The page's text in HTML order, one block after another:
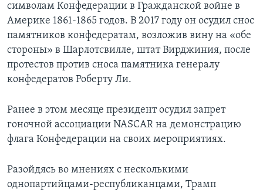
символам Конфедерации в Гражданской войне в
Америке 1861-1865 годов. В 2017 году он осудил снос
памятников конфедератам, возложив вину на «обе
стороны» в Шарлотсвилле, штат Вирджиния, после
протестов против сноса памятника генералу
конфедератов Роберту Ли.
Ранее в этом месяце президент осудил запрет
гоночной ассоциации NASCAR на демонстрацию
флага Конфедерации на своих мероприятиях.
Разойдясь во мнениях с несколькими
однопартийцами-республиканцами, Трамп